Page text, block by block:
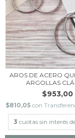
AROS DE ACERO
ARGOLLAS
$953,00
$810,05 con
3 cuotas sin interés